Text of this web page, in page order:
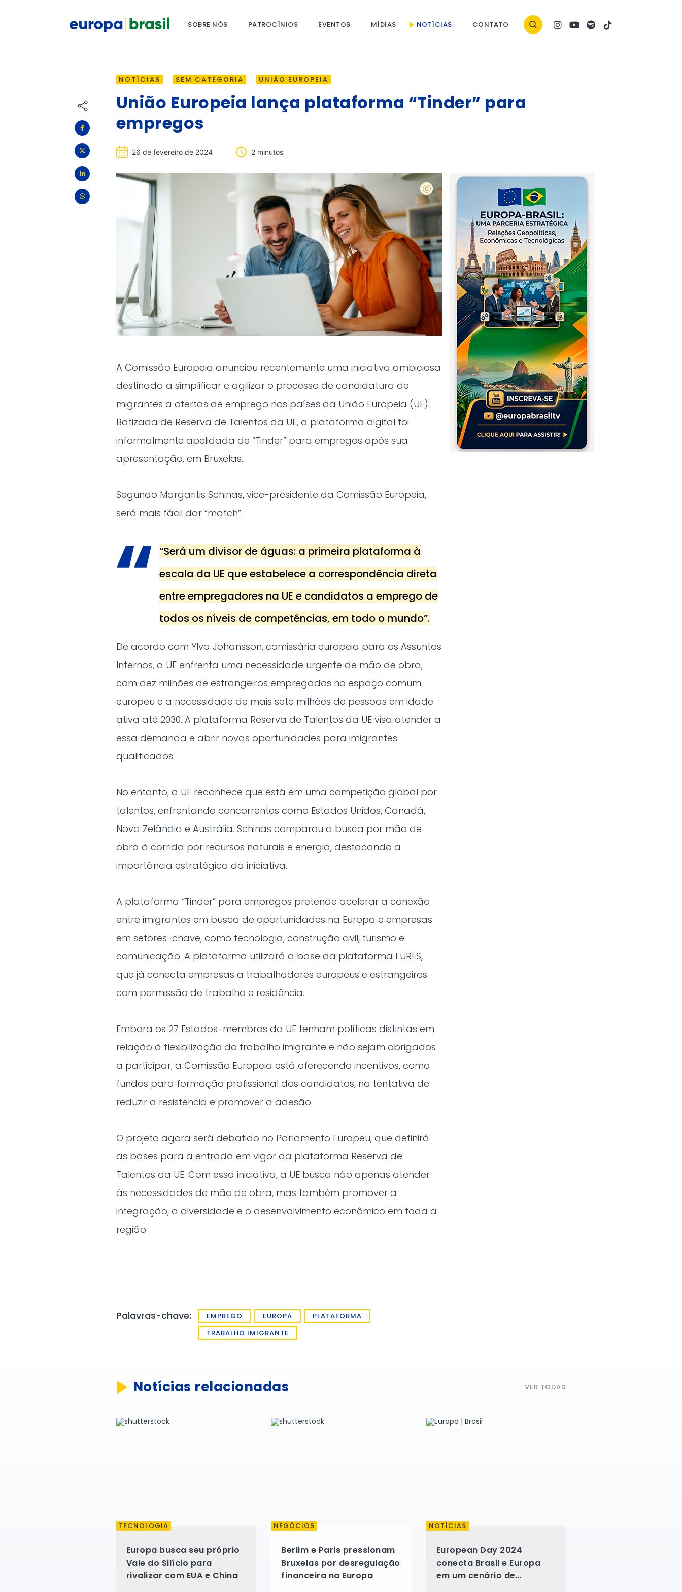
SOBRE NÓS PATROCÍNIOS EVENTOS MÍDIAS NOTÍCIAS CONTATO
NOTÍCIAS SEM CATEGORIA UNIÃO EUROPEIA
União Europeia lança plataforma “Tinder” para
empregos
26 de fevereiro de 2024 2 minutos
shutterstock
A Comissão Europeia anunciou recentemente uma iniciativa ambiciosa
destinada a simplificar e agilizar o processo de candidatura de
migrantes a ofertas de emprego nos países da União Europeia (UE).
Batizada de Reserva de Talentos da UE, a plataforma digital foi
informalmente apelidada de “Tinder” para empregos após sua
apresentação, em Bruxelas.
Segundo Margaritis Schinas, vice-presidente da Comissão Europeia,
será mais fácil dar “match”.
“Será um divisor de águas: a primeira plataforma à
escala da UE que estabelece a correspondência direta
entre empregadores na UE e candidatos a emprego de
todos os níveis de competências, em todo o mundo”.
De acordo com Ylva Johansson, comissária europeia para os Assuntos
Internos, a UE enfrenta uma necessidade urgente de mão de obra,
com dez milhões de estrangeiros empregados no espaço comum
europeu e a necessidade de mais sete milhões de pessoas em idade
ativa até 2030. A plataforma Reserva de Talentos da UE visa atender a
essa demanda e abrir novas oportunidades para imigrantes
qualificados.
No entanto, a UE reconhece que está em uma competição global por
talentos, enfrentando concorrentes como Estados Unidos, Canadá,
Nova Zelândia e Austrália. Schinas comparou a busca por mão de
obra à corrida por recursos naturais e energia, destacando a
importância estratégica da iniciativa.
A plataforma “Tinder” para empregos pretende acelerar a conexão
entre imigrantes em busca de oportunidades na Europa e empresas
em setores-chave, como tecnologia, construção civil, turismo e
comunicação. A plataforma utilizará a base da plataforma EURES,
que já conecta empresas a trabalhadores europeus e estrangeiros
com permissão de trabalho e residência.
Embora os 27 Estados-membros da UE tenham políticas distintas em
relação à flexibilização do trabalho imigrante e não sejam obrigados
a participar, a Comissão Europeia está oferecendo incentivos, como
fundos para formação profissional dos candidatos, na tentativa de
reduzir a resistência e promover a adesão.
O projeto agora será debatido no Parlamento Europeu, que definirá
as bases para a entrada em vigor da plataforma Reserva de
Talentos da UE. Com essa iniciativa, a UE busca não apenas atender
às necessidades de mão de obra, mas também promover a
integração, a diversidade e o desenvolvimento econômico em toda a
região.
Palavras-chave: EMPREGO EUROPA
PLATAFORMA
TRABALHO IMIGRANTE
Notícias relacionadas VER TODAS
TECNOLOGIA
Europa busca seu próprio
Vale do Silício para
rivalizar com EUA e China
NEGÓCIOS
Berlim e Paris pressionam
Bruxelas por desregulação
financeira na Europa
NOTÍCIAS
European Day 2024
conecta Brasil e Europa
em um cenário de